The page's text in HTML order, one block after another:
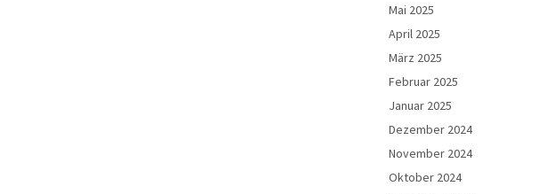
Mai 2025
April 2025
März 2025
Februar 2025
Januar 2025
Dezember 2024
November 2024
Oktober 2024